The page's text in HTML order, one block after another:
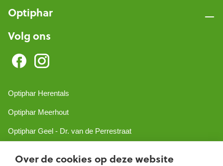
Over de cookies op deze website
Optiphar
Volg ons
Optiphar Herentals
Optiphar Meerhout
Optiphar Geel - Dr. van de Perrestraat